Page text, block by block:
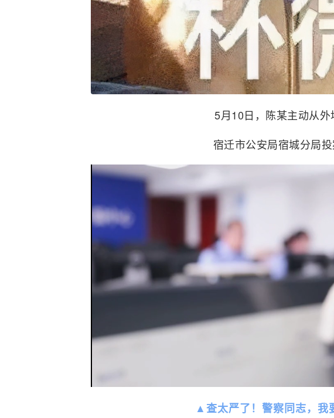
5月10日，陈某主动从外
宿迁市公安局宿城分局
▲查太严了！警察同志，我